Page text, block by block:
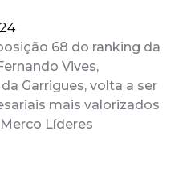
68 do ranking da
Vives,
Garrigues, volta a ser
mais valorizados
Líderes